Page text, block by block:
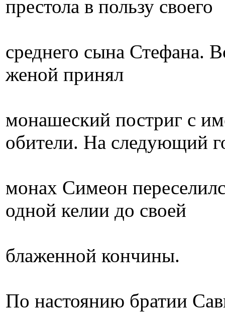
престола в пользу своего
среднего сына Стефана.
женой принял
монашеский постриг с
обители. На следующий
монах Симеон
одной келии до своей
блаженной кончины.
По настоянию братии